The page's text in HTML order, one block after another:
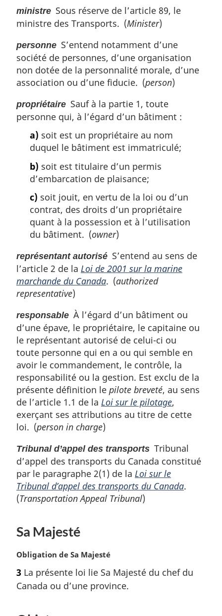
ministre Sous réserve de l’article 89, le
ministre des Transports. (Minister)
personne S’entend notamment d’une
société de personnes, d’une organisation
non dotée de la personnalité morale, d’une
association ou d’une fiducie. (person)
propriétaire Sauf à la partie 1, toute
personne qui, à l’égard d’un bâtiment :
a) soit est un propriétaire au nom
duquel le bâtiment est immatriculé;
b) soit est titulaire d’un permis
d’embarcation de plaisance;
c) soit jouit, en vertu de la loi ou d’un
contrat, des droits d’un propriétaire
quant à la possession et à l’utilisation
du bâtiment. (owner)
représentant autorisé S’entend au sens de
l’article 2 de la Loi de 2001 sur la marine
marchande du Canada. (authorized
representative)
responsable À l’égard d’un bâtiment ou
d’une épave, le propriétaire, le capitaine ou
le représentant autorisé de celui-ci ou
toute personne qui en a ou qui semble en
avoir le commandement, le contrôle, la
responsabilité ou la gestion. Est exclu de la
présente définition le pilote breveté, au sens
de l’article 1.1 de la Loi sur le pilotage,
exerçant ses attributions au titre de cette
loi. (person in charge)
Tribunal d’appel des transports Tribunal
d’appel des transports du Canada constitué
par le paragraphe 2(1) de la Loi sur le
Tribunal d’appel des transports du Canada.
(Transportation Appeal Tribunal)
Sa Majesté
N
t
e
Obligation de Sa Majesté
3 La présente loi lie Sa Majesté du chef du
Canada ou d’une province.